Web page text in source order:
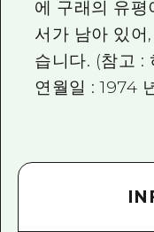
에 구래의 유평
서가 남아 있어
습니다. (참고 :
연월일 : 1974